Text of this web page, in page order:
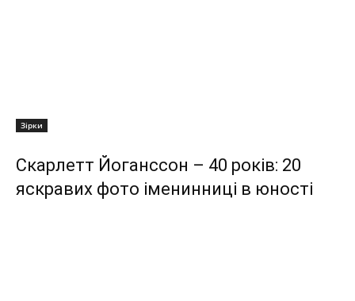
Зірки
Скарлетт Йоганссон – 40 років: 20
яскравих фото іменинниці в юності